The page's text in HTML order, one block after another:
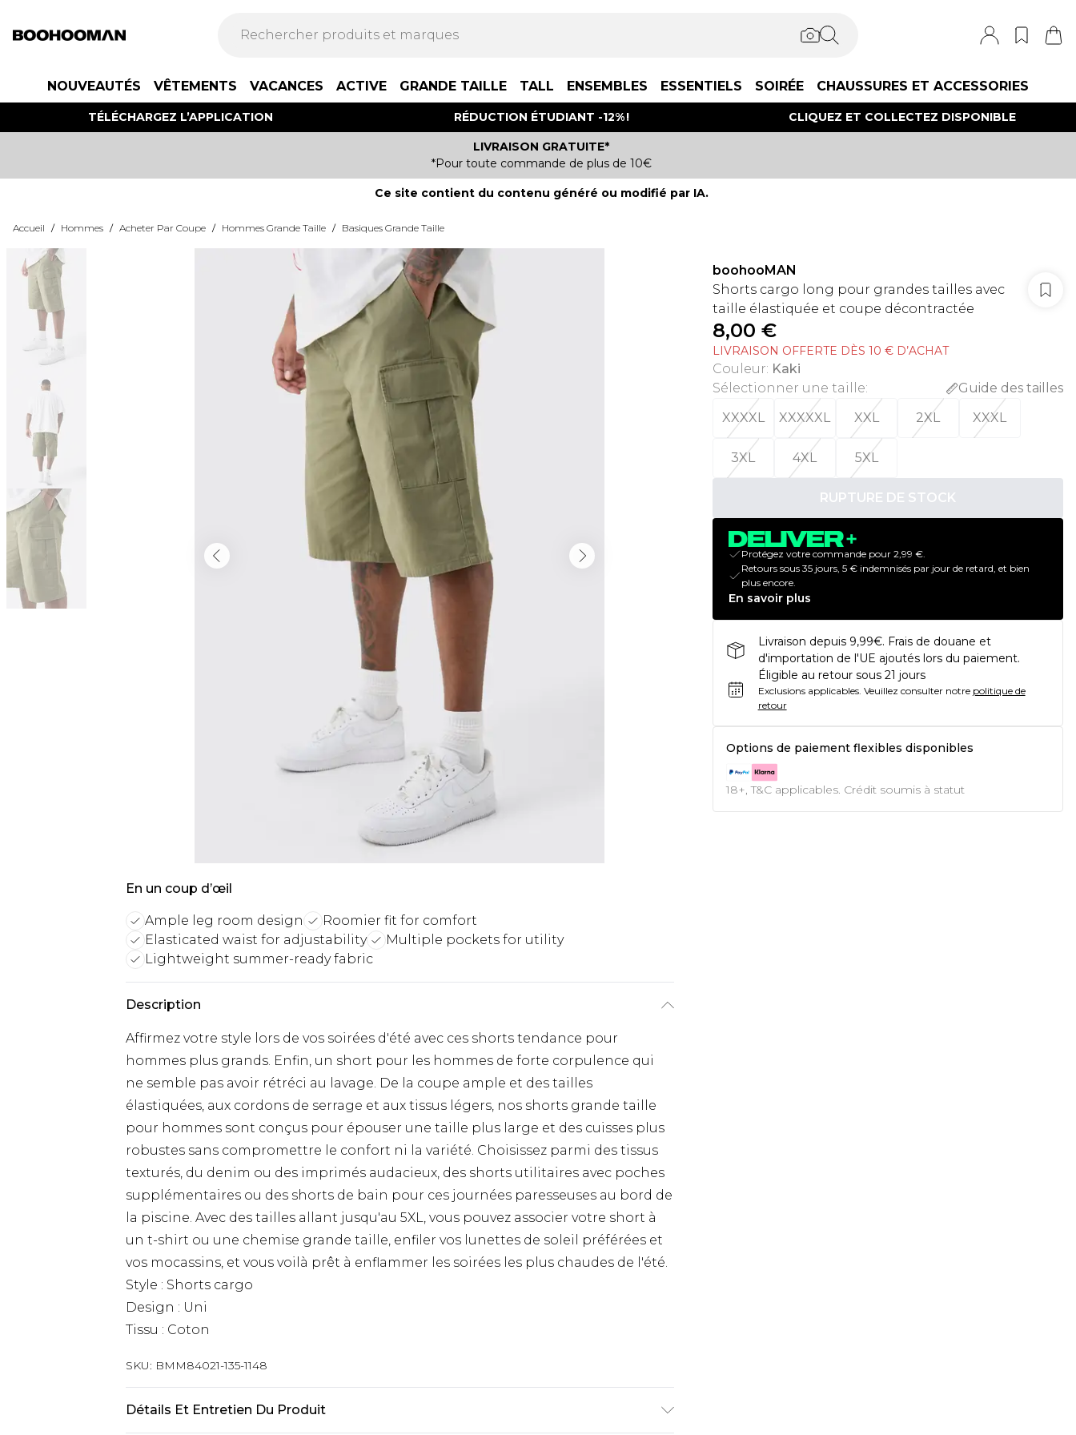
NOUVEAUTÉS VÊTEMENTS VACANCES ACTIVE GRANDE TAILLE TALL ENSEMBLES ESSENTIELS SOIRÉE CHAUSSURES ET ACCESSORIES
TÉLÉCHARGEZ L’APPLICATION RÉDUCTION ÉTUDIANT -12% ! CLIQUEZ ET COLLECTEZ DISPONIBLE
LIVRAISON GRATUITE*
*Pour toute commande de plus de 10€
Ce site contient du contenu généré ou modifié par IA.
Accueil / Hommes / Acheter Par Coupe / Hommes Grande Taille / Basiques Grande Taille
En un coup d’œil
Ample leg room design
Roomier fit for comfort
Elasticated waist for adjustability
Multiple pockets for utility
Lightweight summer-ready fabric
Description
Affirmez votre style lors de vos soirées d'été avec ces shorts tendance pour
hommes plus grands. Enfin, un short pour les hommes de forte corpulence qui
ne semble pas avoir rétréci au lavage. De la coupe ample et des tailles
élastiquées, aux cordons de serrage et aux tissus légers, nos shorts grande taille
pour hommes sont conçus pour épouser une taille plus large et des cuisses plus
robustes sans compromettre le confort ni la variété. Choisissez parmi des tissus
texturés, du denim ou des imprimés audacieux, des shorts utilitaires avec poches
supplémentaires ou des shorts de bain pour ces journées paresseuses au bord de
la piscine. Avec des tailles allant jusqu'au 5XL, vous pouvez associer votre short à
un t-shirt ou une chemise grande taille, enfiler vos lunettes de soleil préférées et
vos mocassins, et vous voilà prêt à enflammer les soirées les plus chaudes de l'été.
Style : Shorts cargo
Design : Uni
Tissu : Coton
SKU: BMM84021-135-1148
Détails Et Entretien Du Produit
boohooMAN
Shorts cargo long pour grandes tailles avec
taille élastiquée et coupe décontractée
8,00 €
LIVRAISON OFFERTE DÈS 10 € D’ACHAT
Couleur: Kaki
Sélectionner une taille:
Guide des tailles
XXXXL
XXXXXL XXL 2XL XXXL
3XL 4XL 5XL
RUPTURE DE STOCK
Protégez votre commande pour 2,99 €.
Retours sous 35 jours, 5 € indemnisés par jour de retard, et bien
plus encore.
En savoir plus
Livraison depuis 9,99€. Frais de douane et
d'importation de l'UE ajoutés lors du paiement.
Éligible au retour sous 21 jours
Exclusions applicables. Veuillez consulter notre politique de
retour
Options de paiement flexibles disponibles
18+, T&C applicables. Crédit soumis à statut